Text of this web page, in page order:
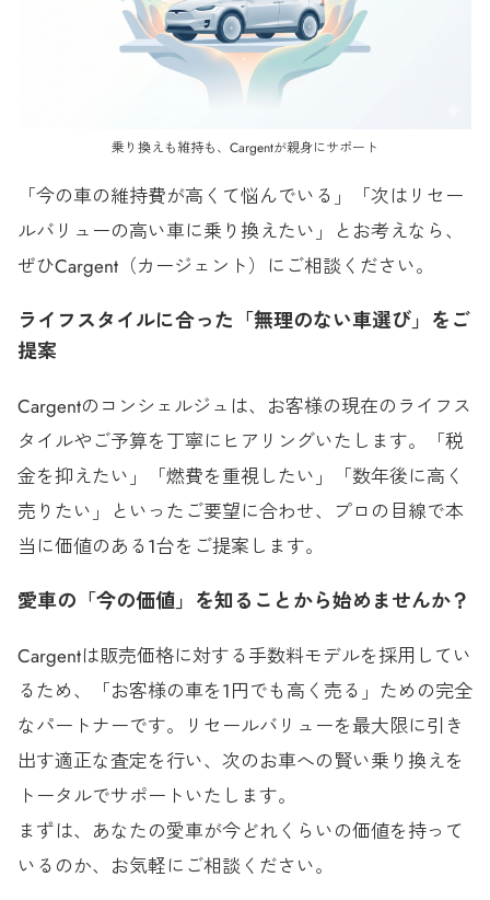
乗り換えも維持も、Cargentが親身にサポート
「今の車の維持費が高くて悩んでいる」「次はリセー
ルバリューの高い車に乗り換えたい」とお考えなら、
ぜひCargent（カージェント）にご相談ください。
ライフスタイルに合った「無理のない車選び」をご
提案
Cargentのコンシェルジュは、お客様の現在のライフス
タイルやご予算を丁寧にヒアリングいたします。「税
金を抑えたい」「燃費を重視したい」「数年後に高く
売りたい」といったご要望に合わせ、プロの目線で本
当に価値のある1台をご提案します。
愛車の「今の価値」を知ることから始めませんか？
Cargentは販売価格に対する手数料モデルを採用してい
るため、「お客様の車を1円でも高く売る」ための完全
なパートナーです。リセールバリューを最大限に引き
出す適正な査定を行い、次のお車への賢い乗り換えを
トータルでサポートいたします。
まずは、あなたの愛車が今どれくらいの価値を持って
いるのか、お気軽にご相談ください。